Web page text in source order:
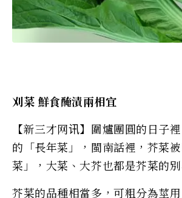
刈菜 鮮食醃漬兩相宜
【新三才网讯】圍爐團圓的日子
的「長年菜」，閩南話裡，芥菜
菜」，大菜、大芥也都是芥菜的別
芥菜的品種相當多，可粗分為莖